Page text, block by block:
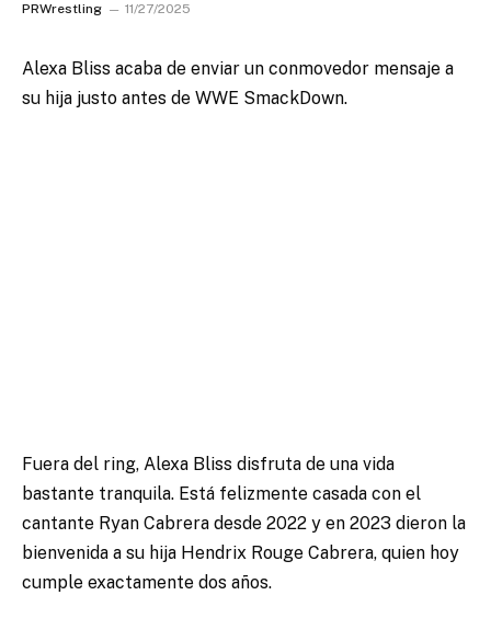
PRWrestling 11/27/2025
Alexa Bliss acaba de enviar un conmovedor mensaje a
su hija justo antes de WWE SmackDown.
Fuera del ring, Alexa Bliss disfruta de una vida
bastante tranquila. Está felizmente casada con el
cantante Ryan Cabrera desde 2022 y en 2023 dieron la
bienvenida a su hija Hendrix Rouge Cabrera, quien hoy
cumple exactamente dos años.